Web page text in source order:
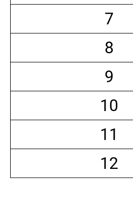
7
8
9
10
11
12